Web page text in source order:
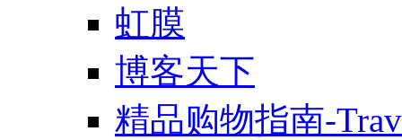
虹膜
博客天下
精品购物指南-